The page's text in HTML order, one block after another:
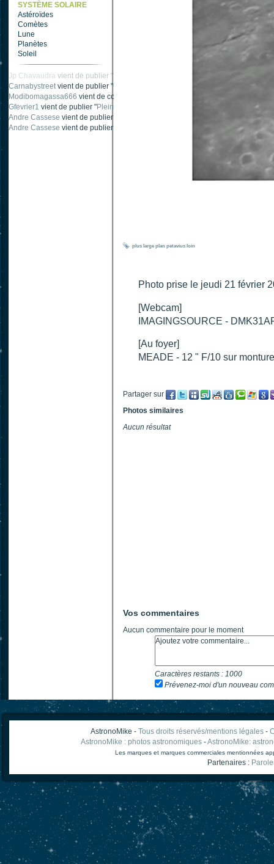
SYSTÈME SOLAIRE
Astéroïdes
Comètes
Lune
Planètes
Soleil
Jp Chavaudra vient de publier "
Carnabystreetvient de publier "Ombre traînée de condensation
Modibomagassa666 vient de commenter "
Gfevrier1 vient de publier "Pleine Lune - 9 Aout 205
Andre Cassese vient de publier "
Tache solaire 18 juin 2021 lunette 120 mm
Andre Cassese vient de publier " Tache solaire 21 juin 2021 lunette halpha 120
plus large plan petavius loin
Photo prise le jeudi 21 février
[Webcam]
IMAGINGSOURCE -
[Au foyer]
MEADE - 12 " F/10 sur
Partager sur
Photos similaires
Aucun résultat
Vos commentaires
Aucun commentaire pour le moment
Caractères restants : 1000
Prévenez-moi d'un nouveau
AstronoMike - Tous droits réservés/mentions légales-
AstronoMike : photos astronomiques -AstronoMike:
Les marques et marques commerciales mentionnées
Partenaires :